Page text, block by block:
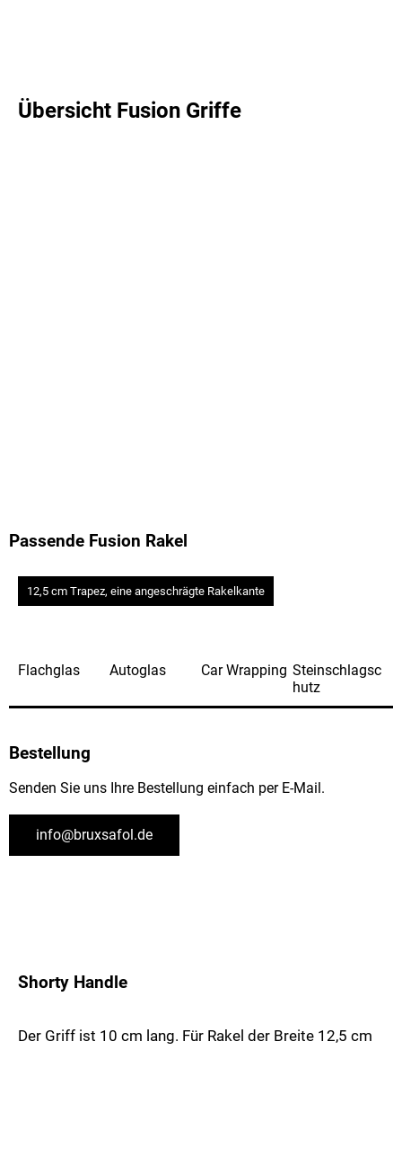
Übersicht Fusion Griffe
Passende Fusion Rakel
12,5 cm Trapez, eine angeschrägte Rakelkante
Flachglas Autoglas Car Wrapping Steinschlagsc
hutz
Bestellung
Senden Sie uns Ihre Bestellung einfach per E-Mail.
info@bruxsafol.de
Shorty Handle
Der Griff ist 10 cm lang. Für Rakel der Breite 12,5 cm